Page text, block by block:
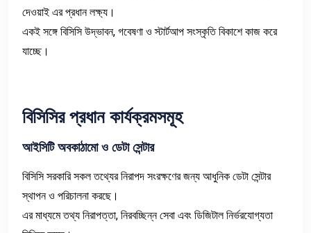
দেওয়াই এর প্রধান লক্ষ্য।
একই সঙ্গে বিসিসি উদ্ভাবন, গবেষণা ও স্টার্টআপ সংস্কৃতি বিকাশে কাজ করে
যাচ্ছে।
বিসিসির প্রধান কার্যক্রমসমূহ
আইসিটি অবকাঠামো ও ডেটা সেন্টার
বিসিসি সরকারি সকল তথ্যের নিরাপদ সংরক্ষণের জন্য আধুনিক ডেটা সেন্টার
স্থাপন ও পরিচালনা করছে।
এর মাধ্যমে তথ্য নিরাপত্তা, নিরবচ্ছিন্ন সেবা এবং ডিজিটাল নির্ভরযোগ্যতা